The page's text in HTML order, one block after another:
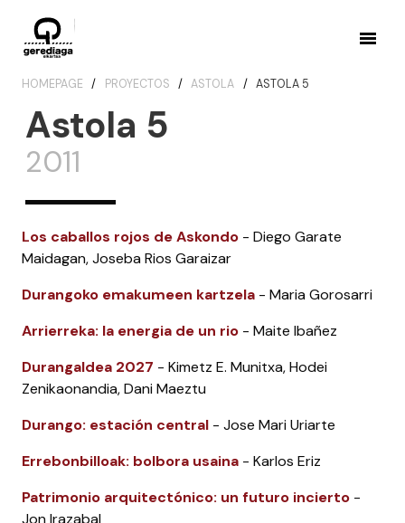
HOMEPAGE PROYECTOS ASTOLA ASTOLA 5
Astola 5
2011
Los caballos rojos de Askondo - Diego Garate
Maidagan, Joseba Rios Garaizar
Durangoko emakumeen kartzela - Maria Gorosarri
Arrierreka: la energia de un rio - Maite Ibañez
Durangaldea 2027 - Kimetz E. Munitxa, Hodei
Zenikaonandia, Dani Maeztu
Durango: estación central - Jose Mari Uriarte
Errebonbilloak: bolbora usaina - Karlos Eriz
Patrimonio arquitectónico: un futuro incierto -